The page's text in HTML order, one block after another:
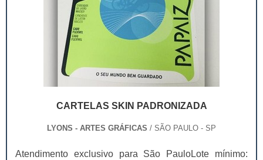
CARTELAS SKIN PADRONIZADA
LYONS - ARTES GRÁFICAS / SÃO PAULO - SP
Atendimento exclusivo para São PauloLote mínimo: